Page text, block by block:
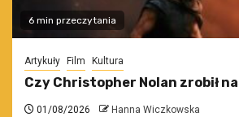
6 min przeczytania
Artykuły Film Kultura
Czy Christopher Nolan zrobił
01/08/2026 Hanna Wiczkowska